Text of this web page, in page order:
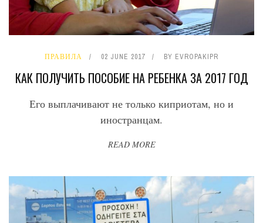
ПРАВИЛА 02 JUNE 2017 BY EVROPAKIPR
КАК ПОЛУЧИТЬ ПОСОБИЕ НА РЕБЕНКА ЗА 2017 ГОД
Его выплачивают не только киприотам, но и
иностранцам.
READ MORE